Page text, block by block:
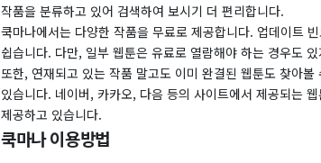
작품을 분류하고 있어 검색하여 보시기 더 편리합니다.
쿡마나에서는 다양한 작품을 무료로 제공합니다. 업데이트
쉽습니다. 다만, 일부 웹툰은 유료로 열람해야 하는 경우도
또한, 연재되고 있는 작품 말고도 이미 완결된 웹툰도 찾아
있습니다. 네이버, 카카오, 다음 등의 사이트에서 제공되는
제공하고 있습니다.
쿡마나 이용방법